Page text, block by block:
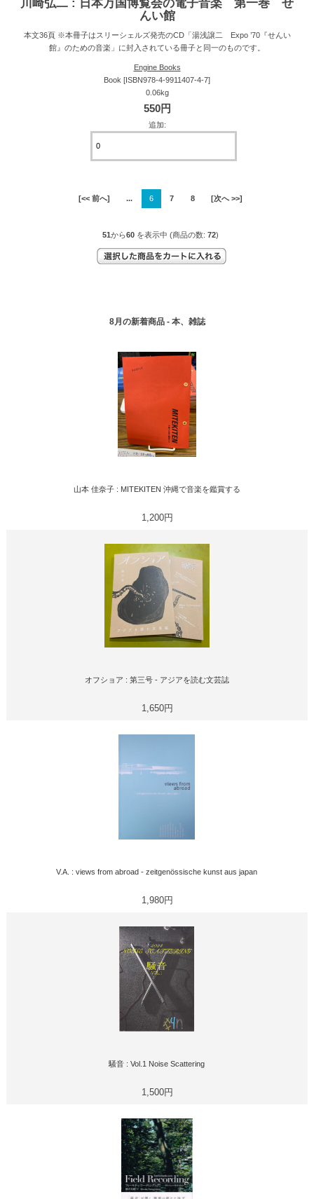
川崎弘二 : 日本万国博覧会の電子音楽 第一巻 せ
んい館
本文36頁 ※本冊子はスリーシェルズ発売のCD「湯浅譲二 Expo ’70『せんい
館』のための音楽」に封入されている冊子と同一のものです。
Engine Books
Book [ISBN978-4-9911407-4-7]
0.06kg
550円
追加:
[<< 前へ] ... 6 7 8 [次へ >>]
51から60 を表示中 (商品の数: 72)
8月の新着商品 - 本、雑誌
山本 佳奈子 : MITEKITEN 沖縄で音楽を鑑賞する
1,200円
オフショア : 第三号 - アジアを読む文芸誌
1,650円
V.A. : views from abroad - zeitgenössische kunst aus japan
1,980円
騒音 : Vol.1 Noise Scattering
1,500円